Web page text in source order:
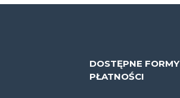
DOSTĘPNE FORMY
PŁATNOŚCI